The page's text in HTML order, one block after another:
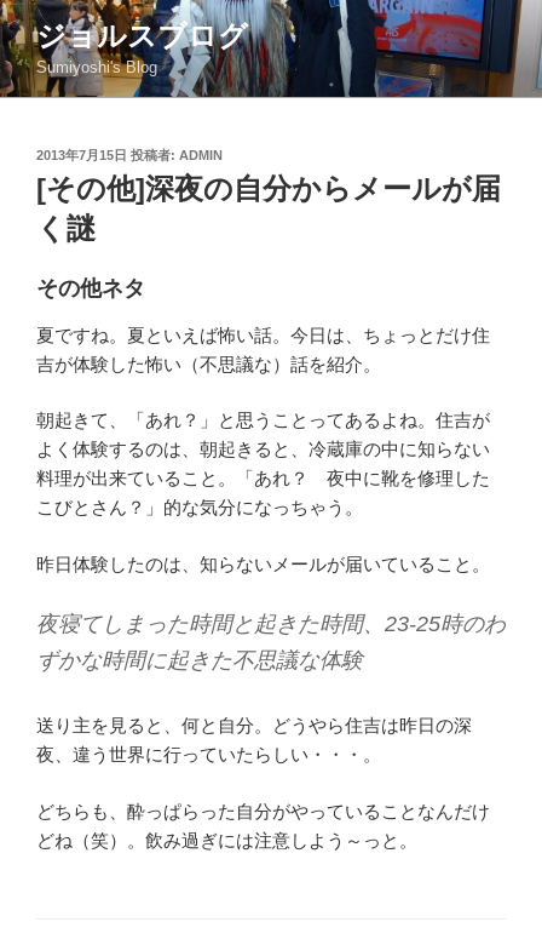
コ
ン
テ
ン
ジョルスブログ
Sumiyoshi's Blog
投
稿
日:
2013年7月15日 投稿者: ADMIN
[その他]深夜の自分からメールが届
く謎
その他ネタ
夏ですね。夏といえば怖い話。今日は、ちょっとだけ住
吉が体験した怖い（不思議な）話を紹介。
朝起きて、「あれ？」と思うことってあるよね。住吉が
よく体験するのは、朝起きると、冷蔵庫の中に知らない
料理が出来ていること。「あれ？ 夜中に靴を修理した
こびとさん？」的な気分になっちゃう。
昨日体験したのは、知らないメールが届いていること。
夜寝てしまった時間と起きた時間、23-25時のわ
ずかな時間に起きた不思議な体験
送り主を見ると、何と自分。どうやら住吉は昨日の深
夜、違う世界に行っていたらしい・・・。
どちらも、酔っぱらった自分がやっていることなんだけ
どね（笑）。飲み過ぎには注意しよう～っと。